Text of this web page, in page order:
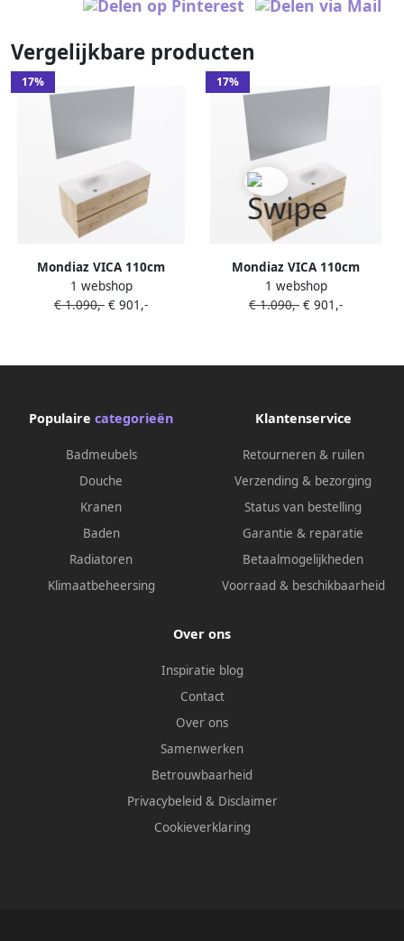
Vergelijkbare producten
17%
Mondiaz VICA 110cm
badmeubel onderkast
Washed Oak 2 lades.
1 webshop
€ 1.090,- € 901,-
17%
Mondiaz VICA 110cm
badmeubel onderkast
Washed Oak 2 lades.
1 webshop
€ 1.090,- € 901,-
Populaire categorieën
Badmeubels
Douche
Kranen
Baden
Radiatoren
Klimaatbeheersing
Klantenservice
Retourneren & ruilen
Verzending & bezorging
Status van bestelling
Garantie & reparatie
Betaalmogelijkheden
Voorraad & beschikbaarheid
Over ons
Inspiratie blog
Contact
Over ons
Samenwerken
Betrouwbaarheid
Privacybeleid & Disclaimer
Cookieverklaring